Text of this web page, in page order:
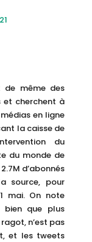
de même des
et cherchent à
en ligne
la caisse de
du
du monde de
d’abonnés
source, pour
mai. On note
bien que plus
n’est pas
et les tweets